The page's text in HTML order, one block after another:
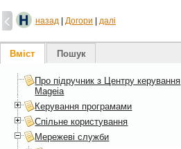
назад Догори далі
Вміст Пошук
Про підручник з Центру керування
Mageia
Керування програмами
Спільне користування
Мережеві служби